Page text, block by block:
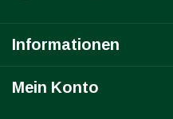
Informationen
Mein Konto